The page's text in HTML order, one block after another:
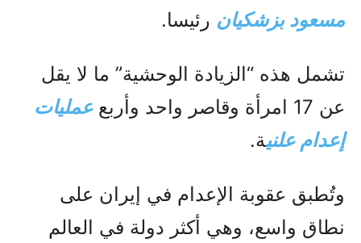
مسعود بزشكيان رئيسا.
تشمل هذه “الزيادة الوحشية” ما لا يقل
عن 17 امرأة وقاصر واحد وأربع
عمليات
إعدام علنية.
وتُطبق عقوبة الإعدام في إيران على
نطاق واسع، وهي أكثر دولة في العالم